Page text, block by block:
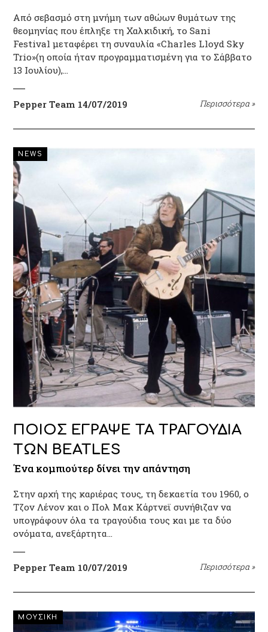
Από σεβασμό στη μνήμη των αθώων θυμάτων της
θεομηνίας που έπληξε τη Χαλκιδική, το Sani
Festival μεταφέρει τη συναυλία «Charles Lloyd Sky
Trio»(η οποία ήταν προγραμματισμένη για το Σάββατο
13 Ιουλίου),…
Pepper Team 14/07/2019 Περισσότερα »
NEWS
ΠΟΙΟΣ ΕΓΡΑΨΕ ΤΑ ΤΡΑΓΟΥΔΙΑ
ΤΩΝ BEATLES
Ένα κομπιούτερ δίνει την απάντηση
Στην αρχή της καριέρας τους, τη δεκαετία του 1960, ο
Τζον Λένον και ο Πολ Μακ Κάρτνεϊ συνήθιζαν να
υπογράφουν όλα τα τραγούδια τους και με τα δύο
ονόματα, ανεξάρτητα…
Pepper Team 10/07/2019 Περισσότερα »
ΜΟΥΣΙΚΗ